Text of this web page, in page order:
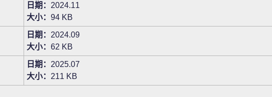
日期： 2024.11
大小： 94 KB
日期： 2024.09
大小： 62 KB
日期： 2025.07
大小： 211 KB